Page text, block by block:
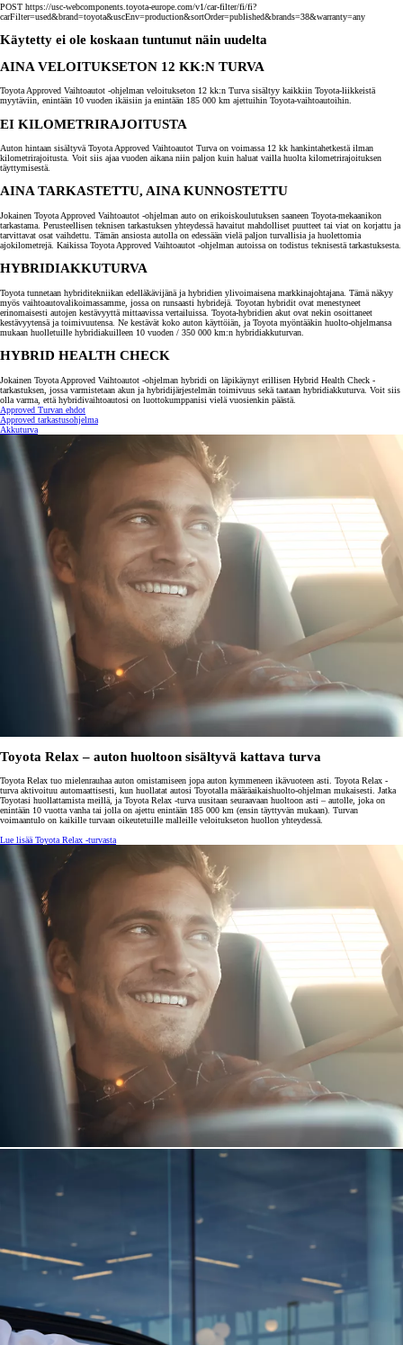
POST https://usc-webcomponents.toyota-europe.com/v1/car-filter/fi/fi?
carFilter=used&brand=toyota&uscEnv=production&sortOrder=published&brands=38&warranty=any
Käytetty ei ole koskaan tuntunut näin uudelta
AINA VELOITUKSETON 12 KK:N TURVA
Toyota Approved Vaihtoautot -ohjelman veloitukseton 12 kk:n Turva sisältyy kaikkiin Toyota-liikkeistä
myytäviin, enintään 10 vuoden ikäisiin ja enintään 185 000 km ajettuihin Toyota-vaihtoautoihin.
EI KILOMETRIRAJOITUSTA
Auton hintaan sisältyvä Toyota Approved Vaihtoautot Turva on voimassa 12 kk hankintahetkestä ilman
kilometrirajoitusta. Voit siis ajaa vuoden aikana niin paljon kuin haluat vailla huolta kilometrirajoituksen
täyttymisestä.
AINA TARKASTETTU, AINA KUNNOSTETTU
Jokainen Toyota Approved Vaihtoautot -ohjelman auto on erikoiskoulutuksen saaneen Toyota-mekaanikon
tarkastama. Perusteellisen teknisen tarkastuksen yhteydessä havaitut mahdolliset puutteet tai viat on korjattu ja
tarvittavat osat vaihdettu. Tämän ansiosta autolla on edessään vielä paljon turvallisia ja huolettomia
ajokilometrejä. Kaikissa Toyota Approved Vaihtoautot -ohjelman autoissa on todistus teknisestä tarkastuksesta.
HYBRIDIAKKUTURVA
Toyota tunnetaan hybriditekniikan edelläkävijänä ja hybridien ylivoimaisena markkinajohtajana. Tämä näkyy
myös vaihtoautovalikoimassamme, jossa on runsaasti hybridejä. Toyotan hybridit ovat menestyneet
erinomaisesti autojen kestävyyttä mittaavissa vertailuissa. Toyota-hybridien akut ovat nekin osoittaneet
kestävyytensä ja toimivuutensa. Ne kestävät koko auton käyttöiän, ja Toyota myöntääkin huolto-ohjelmansa
mukaan huolletuille hybridiakuilleen 10 vuoden / 350 000 km:n hybridiakkuturvan.
HYBRID HEALTH CHECK
Jokainen Toyota Approved Vaihtoautot -ohjelman hybridi on läpikäynyt erillisen Hybrid Health Check -
tarkastuksen, jossa varmistetaan akun ja hybridijärjestelmän toimivuus sekä taataan hybridiakkuturva. Voit siis
olla varma, että hybridivaihtoautosi on luottokumppanisi vielä vuosienkin päästä.
Approved Turvan ehdot
Approved tarkastusohjelma
Akkuturva
Toyota Relax – auton huoltoon sisältyvä kattava turva
Toyota Relax tuo mielenrauhaa auton omistamiseen jopa auton kymmeneen ikävuoteen asti. Toyota Relax -
turva aktivoituu automaattisesti, kun huollatat autosi Toyotalla määräaikaishuolto-ohjelman mukaisesti. Jatka
Toyotasi huollattamista meillä, ja Toyota Relax -turva uusitaan seuraavaan huoltoon asti – autolle, joka on
enintään 10 vuotta vanha tai jolla on ajettu enintään 185 000 km (ensin täyttyvän mukaan). Turvan
voimaantulo on kaikille turvaan oikeutetuille malleille veloitukseton huollon yhteydessä.
Lue lisää Toyota Relax -turvasta